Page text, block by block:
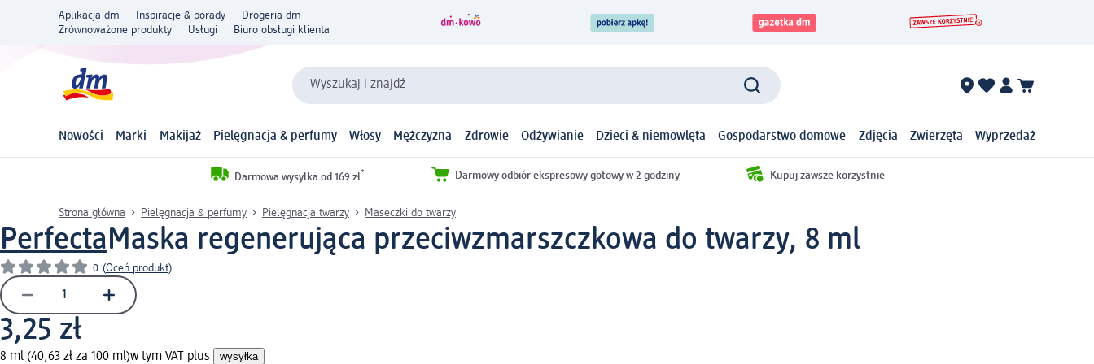
Aplikacja dm Inspiracje & porady
Drogeria dm
Zrównoważone produkty
Usługi Biuro obsługi klienta
Wyszukaj i znajdź
Nowości Marki Makijaż Pielęgnacja & perfumy Włosy Mężczyzna Zdrowie Odżywianie Dzieci & niemowlęta Gospodarstwo domowe Zdjęcia Zwierzęta Wyprzedaż
Darmowa wysyłka od 169 zł* Darmowy odbiór ekspresowy gotowy w 2 godziny Kupuj zawsze korzystnie
Strona główna Pielęgnacja & perfumy Pielęgnacja twarzy Maseczki do twarzy
PerfectaMaska regenerująca przeciwzmarszczkowa do twarzy, 8 ml
0 (Oceń produkt)
3,25 zł
8 ml (40,63 zł za 100 ml)w tym VAT plus wysyłka